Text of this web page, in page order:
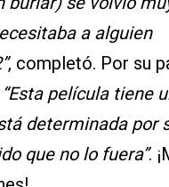
a alguien
, completó. Por su
“Esta película tiene
determinada por
que no lo fuera”.